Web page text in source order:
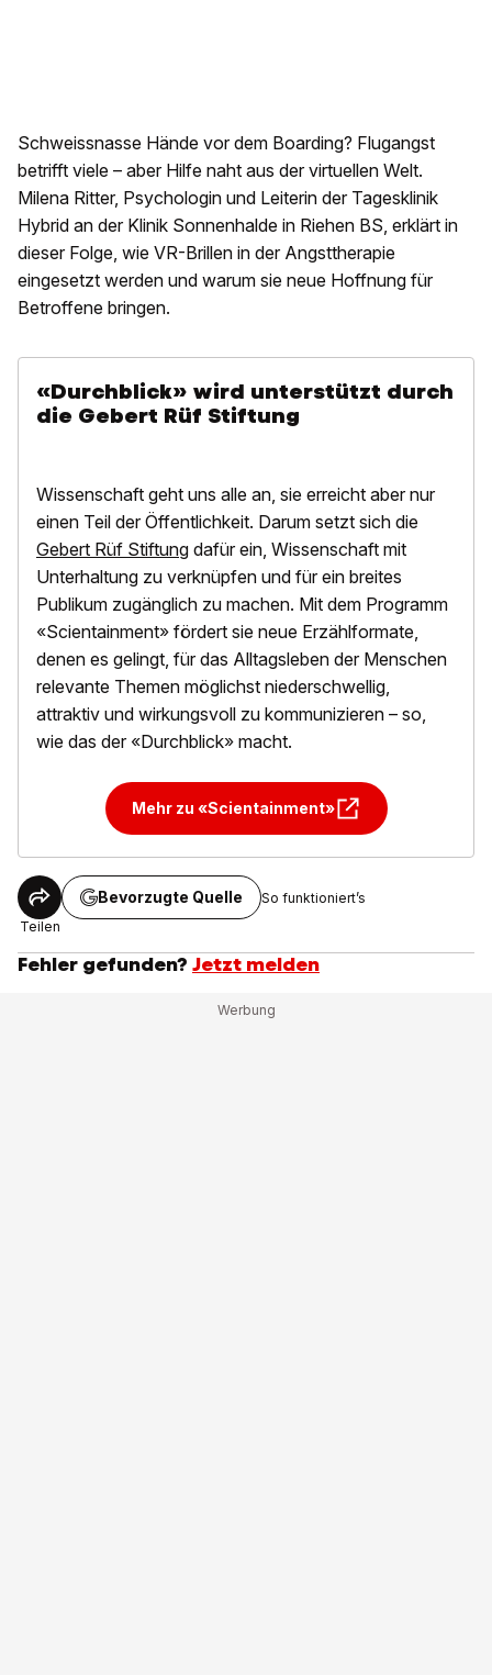
Schweissnasse Hände vor dem Boarding? Flugangst
betrifft viele – aber Hilfe naht aus der virtuellen Welt.
Milena Ritter, Psychologin und Leiterin der Tagesklinik
Hybrid an der Klinik Sonnenhalde in Riehen BS, erklärt in
dieser Folge, wie VR-Brillen in der Angsttherapie
eingesetzt werden und warum sie neue Hoffnung für
Betroffene bringen.
«Durchblick» wird unterstützt durch
die Gebert Rüf Stiftung
Wissenschaft geht uns alle an, sie erreicht aber nur
einen Teil der Öffentlichkeit. Darum setzt sich die
Gebert Rüf Stiftung dafür ein, Wissenschaft mit
Unterhaltung zu verknüpfen und für ein breites
Publikum zugänglich zu machen. Mit dem Programm
«Scientainment» fördert sie neue Erzählformate,
denen es gelingt, für das Alltagsleben der Menschen
relevante Themen möglichst niederschwellig,
attraktiv und wirkungsvoll zu kommunizieren – so,
wie das der «Durchblick» macht.
Mehr zu «Scientainment»
Teilen
Bevorzugte Quelle So funktioniert’s
Fehler gefunden? Jetzt melden